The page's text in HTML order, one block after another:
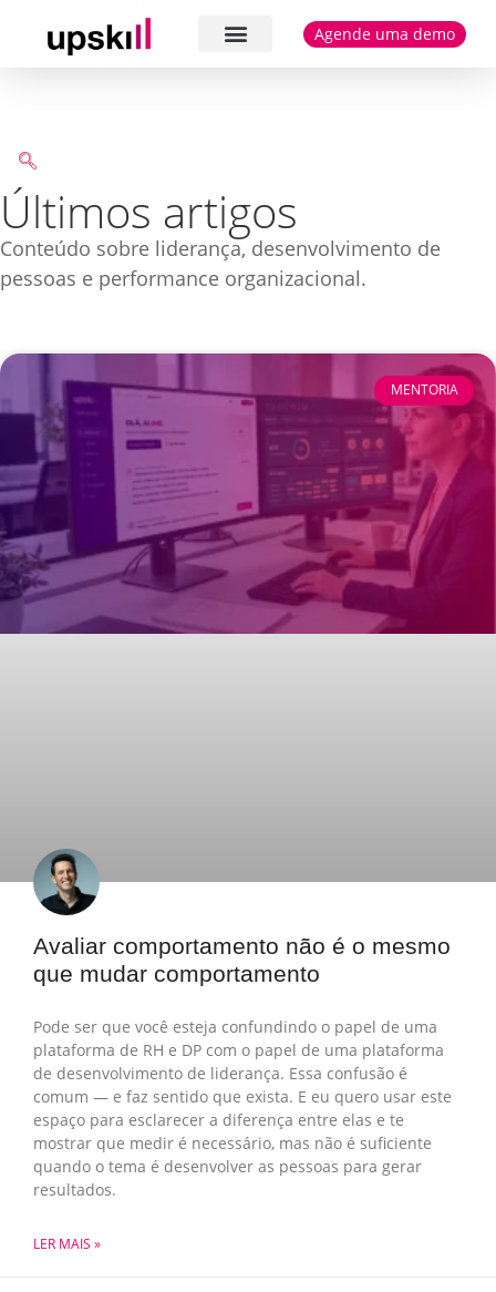
Agende uma demo
Últimos artigos
Conteúdo sobre liderança, desenvolvimento de
pessoas e performance organizacional.
MENTORIA
Avaliar comportamento não é o mesmo
que mudar comportamento
Pode ser que você esteja confundindo o papel de uma
plataforma de RH e DP com o papel de uma plataforma
de desenvolvimento de liderança. Essa confusão é
comum — e faz sentido que exista. E eu quero usar este
espaço para esclarecer a diferença entre elas e te
mostrar que medir é necessário, mas não é suficiente
quando o tema é desenvolver as pessoas para gerar
resultados.
LER MAIS »